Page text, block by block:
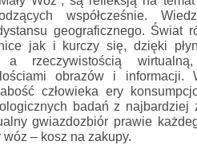
współcześnie.
geograficznego. Świat
jak i kurczy się, dzięki
a rzeczywistością
obrazów i
człowieka ery
badań z najbardziej
gwiazdozbiór prawie
wóz – kosz na zakupy.